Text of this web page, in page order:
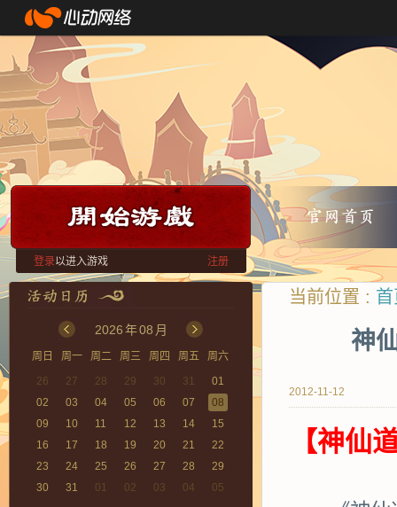
登录以进入游戏 注册
2026年08 月
周日 周一 周二 周三 周四 周五
周六
26
27 28 29 30 31
01
02
03 04 05 06 07
08
09
10 11 12 13 14
15
16
17 18 19 20 21
22
23
24 25 26 27 28
29
30
31 01 02 03 04 05
当前位置 :
神
2012-11-12
【神仙